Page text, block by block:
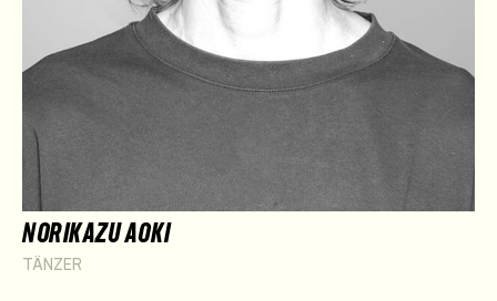
NORIKAZU AOKI
TÄNZER